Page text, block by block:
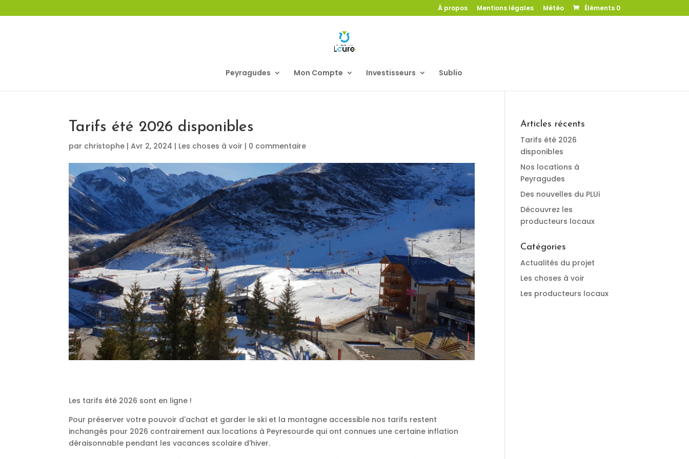
À propos Mentions légales Météo Éléments 0
Peyragudes Mon Compte Investisseurs Sublio
Tarifs été 2026 disponibles
par christophe |Avr 2, 2024 | Les choses à voir | 0 commentaire
Les tarifs été 2026 sont en ligne !
Pour préserver votre pouvoir d'achat et garder le ski et la montagne accessible nos tarifs restent
inchangés pour 2026 contrairement aux locations à Peyresourde qui ont connues une certaine inflation
déraisonnable pendant les vacances scolaire d'hiver.
Articles récents
Tarifs été 2026
disponibles
Nos locations à
Peyragudes
Des nouvelles du PLUi
Découvrez les
producteurs locaux
Catégories
Actualités du projet
Les choses à voir
Les producteurs locaux